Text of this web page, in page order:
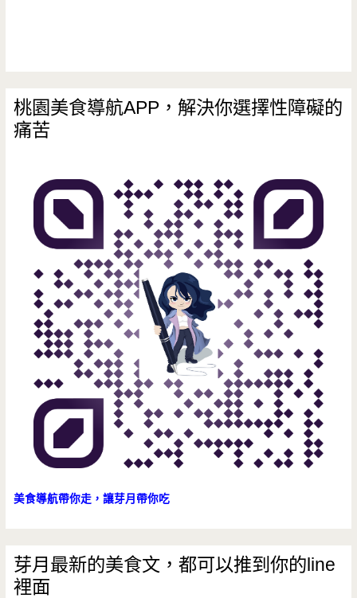
桃園美食導航APP，解決你選擇性障礙的
痛苦
美食導航帶你走，讓芽月帶你吃
芽月最新的美食文，都可以推到你的line
裡面